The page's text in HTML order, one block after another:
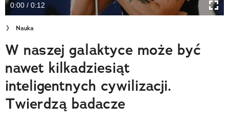
Cuda Polski
Wielki Konkurs Fotograficzny
Trendbook Podróżniczy
Polecane
0:00 / 0:12
Nauka
W naszej galaktyce może być
nawet kilkadziesiąt
inteligentnych cywilizacji.
Twierdzą badacze